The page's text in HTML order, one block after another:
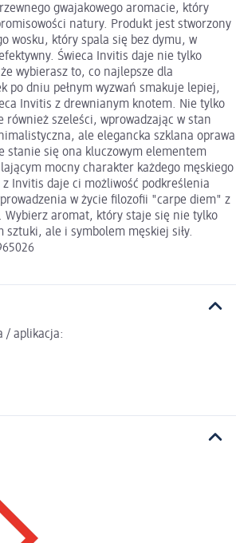
gwajakowego aromacie, który
natury. Produkt jest stworzony
wosku, który spala się bez dymu, w
Świeca Invitis daje nie tylko
wybierasz to, co najlepsze dla
po dniu pełnym wyzwań smakuje lepiej,
Invitis z drewnianym knotem. Nie tylko
również szeleści, wprowadzając w stan
ale elegancka szklana oprawa
stanie się ona kluczowym elementem
mocny charakter każdego męskiego
Invitis daje ci możliwość podkreślenia
w życie filozofii "carpe diem" z
Wybierz aromat, który staje się nie tylko
sztuki, ale i symbolem męskiej siły.
/ aplikacja: